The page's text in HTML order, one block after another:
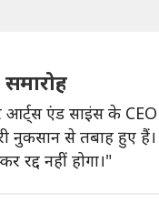
एंड साइंस के CEO
नुकसान से तबाह हुए
रद्द नहीं होगा।"